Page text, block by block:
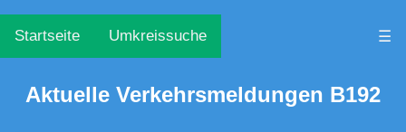
Startseite Umkreissuche ☰
Aktuelle Verkehrsmeldungen B192